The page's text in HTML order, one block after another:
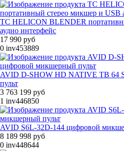
TC HELICON BLENDER
аудио интерфейс
17 990 руб
0 inv453889
AVID D-SHOW HD NATIVE TB 64
пульт
3 763 199 руб
1 inv446850
AVID S6L-32D-144 цифровой
8 189 998 руб
0 inv448644